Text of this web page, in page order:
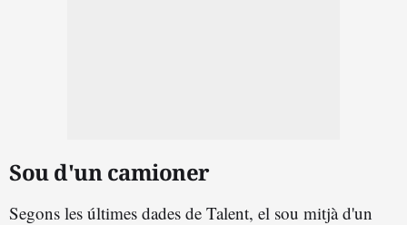
Sou d'un camioner
Segons les últimes dades de Talent, el sou mitjà d'un